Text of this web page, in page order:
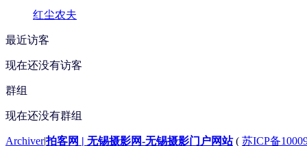
红尘农夫
最近访客
现在还没有访客
群组
现在还没有群组
Archiver|拍客网 | 无锡摄影网-无锡摄影门户网站( 苏ICP备